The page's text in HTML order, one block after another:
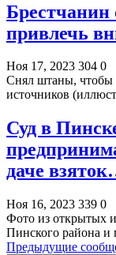
привлечь
Ноя 17, 2023 304 0
Снял штаны, чтобы
источников
Суд в
даче
Ноя 16, 2023 339 0
Фото из открытых
Пинского района и
Предыдущие